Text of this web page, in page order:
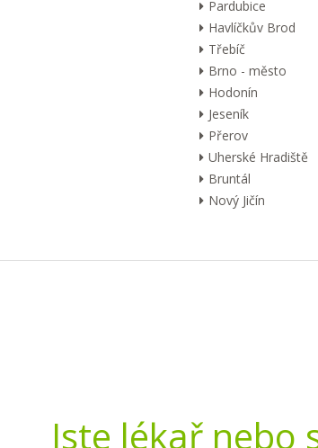
Pardubice
Havlíčkův Brod
Třebíč
Brno - město
Hodonín
Jeseník
Přerov
Uherské Hradiště
Bruntál
Nový Jičín
Jste lékař nebo